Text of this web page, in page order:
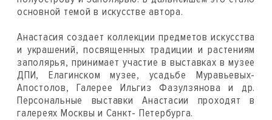
основной темой в искусстве автора.
Анастасия создает коллекции предметов искусства
и украшений, посвященных традиции и растениям
заполярья, принимает участие в выставках в музее
ДПИ, Елагинском музее, усадьбе Муравьевых-
Апостолов, Галерее Ильгиз Фазулзянова и др.
Персональные выставки Анастасии проходят в
галереях Москвы и Санкт- Петербурга.